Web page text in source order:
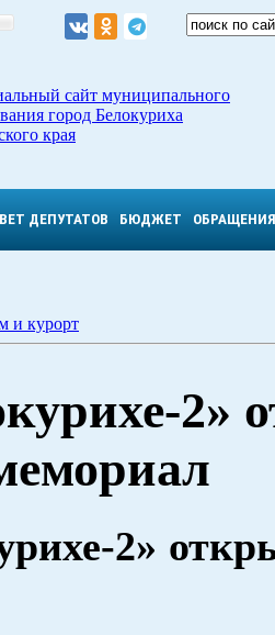
сайт муниципального
город Белокуриха
края
ДЕПУТАТОВ БЮДЖЕТ ОБРАЩЕНИЯ
и курорт
2»
2»